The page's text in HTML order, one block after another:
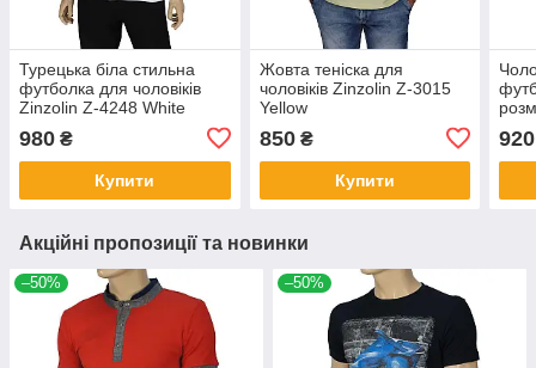
Турецька біла стильна
футболка для чоловіків
Zinzolin Z-4248 White
980 ₴
Купити
Жовта теніска для
чоловіків Zinzolin Z-3015
Yellow
850₴
Купити
920
Акційні пропозиції та новинки
–50% –50%